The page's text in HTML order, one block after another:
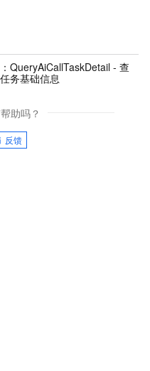
QueryAiCallTaskDetail - 查
务基础信息
助吗？
反馈